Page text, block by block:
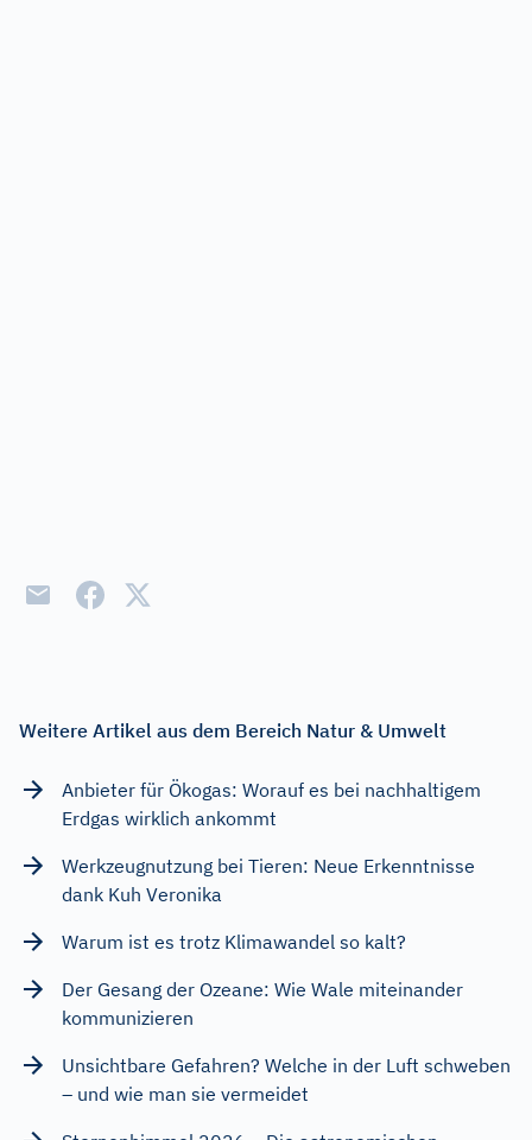
Weitere Artikel aus dem Bereich Natur & Umwelt
Anbieter für Ökogas: Worauf es bei nachhaltigem
Erdgas wirklich ankommt
Werkzeugnutzung bei Tieren: Neue Erkenntnisse
dank Kuh Veronika
Warum ist es trotz Klimawandel so kalt?
Der Gesang der Ozeane: Wie Wale miteinander
kommunizieren
Unsichtbare Gefahren? Welche in der Luft schweben
– und wie man sie vermeidet